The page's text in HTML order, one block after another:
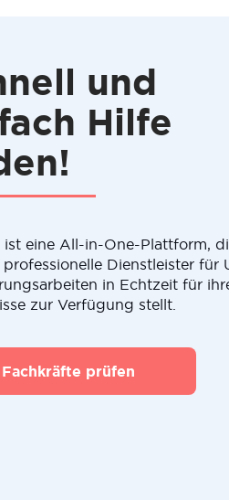
und
Hilfe
ist eine All-in-One-Plattform,
Dienstleister für
in Echtzeit für
zur Verfügung stellt.
Fachkräfte prüfen